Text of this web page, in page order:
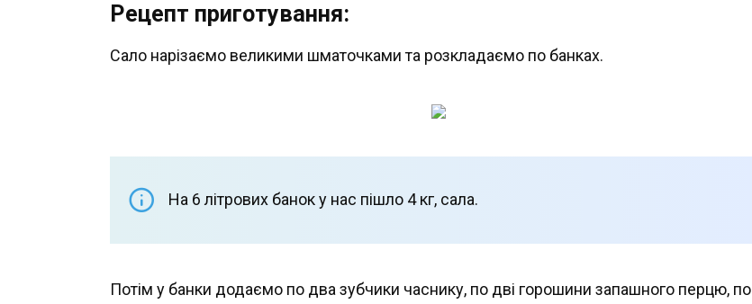
Рецепт приготування:
Сало нарізаємо великими шматочками та розкладаємо по банках.
На 6 літрових банок у нас пішло 4 кг, сала.
Потім у банки додаємо по два зубчики часнику, по дві горошини запашного перцю, по